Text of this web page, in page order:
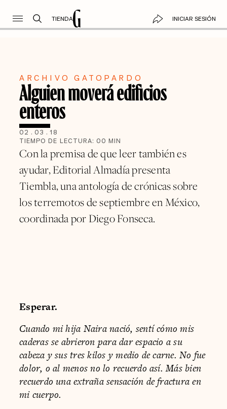
TIENDA INICIAR SESIÓN
ARCHIVO GATOPARDO
Alguien moverá edificios
enteros
02 . 03 . 18
TIEMPO DE LECTURA: 00 MIN
Con la premisa de que leer también es
ayudar, Editorial Almadía presenta
Tiembla, una antología de crónicas sobre
los terremotos de septiembre en México,
coordinada por Diego Fonseca.
Esperar.
Cuando mi hija Naira nació, sentí cómo mis
caderas se abrieron para dar espacio a su
cabeza y sus tres kilos y medio de carne. No fue
dolor, o al menos no lo recuerdo así. Más bien
recuerdo una extraña sensación de fractura en
mi cuerpo.